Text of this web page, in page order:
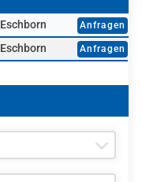
Eschborn Anfragen
Eschborn Anfragen